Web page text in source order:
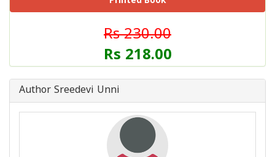
Rs 230.00
Rs 218.00
Author Sreedevi Unni